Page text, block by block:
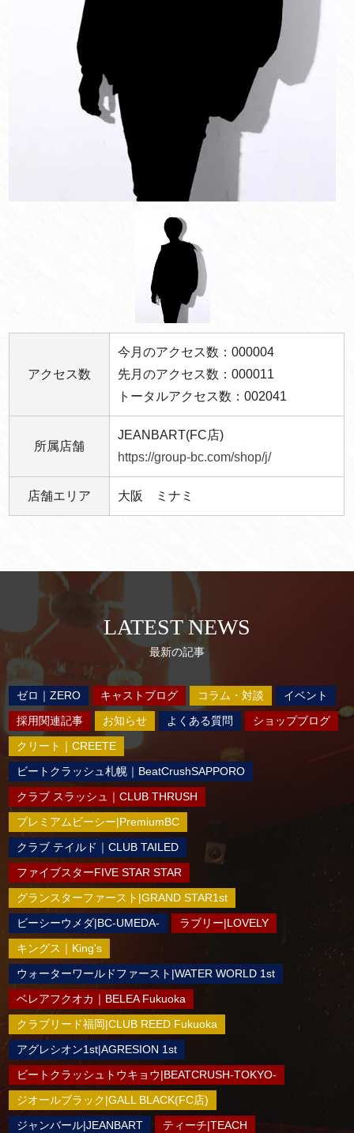
アクセス数
今月のアクセス数：000004
先月のアクセス数：000011
トータルアクセス数：002041
所属店舗
JEANBART(FC店)
https://group-bc.com/shop/j/
店舗エリア 大阪 ミナミ
LATEST NEWS
最新の記事
ゼロ｜ZERO キャストブログ コラム・対談
イベント
採用関連記事
お知らせ よくある質問
ショップブログ
クリート｜CREETE
ビートクラッシュ札幌｜BeatCrushSAPPORO
クラブ スラッシュ｜CLUB THRUSH
プレミアムビーシー|PremiumBC
クラブ テイルド｜CLUB TAILED
ファイブスターFIVE STAR STAR
グランスターファースト|GRAND STAR1st
ビーシーウメダ|BC-UMEDA-
ラブリー|LOVELY
キングス｜King's
ウォーターワールドファースト|WATER WORLD 1st
ベレアフクオカ｜BELEA Fukuoka
クラブリード福岡|CLUB REED Fukuoka
アグレシオン1st|AGRESION 1st
ビートクラッシュトウキョウ|BEATCRUSH-TOKYO-
ジオールブラック|GALL BLACK(FC店)
ジャンバール|JEANBART
ティーチ|TEACH